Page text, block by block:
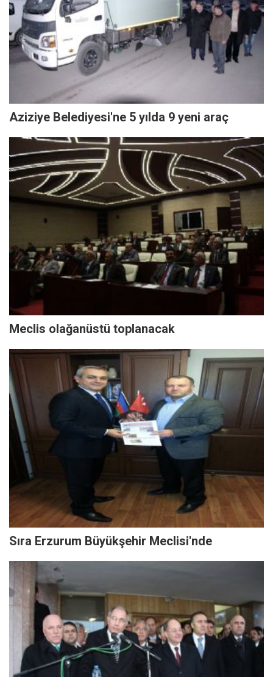
Aziziye Belediyesi'ne 5 yılda 9 yeni araç
Meclis olağanüstü toplanacak
Sıra Erzurum Büyükşehir Meclisi'nde